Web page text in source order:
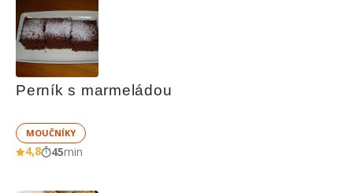
Perník s marmeládou
MOUČNÍKY
4,8 45min